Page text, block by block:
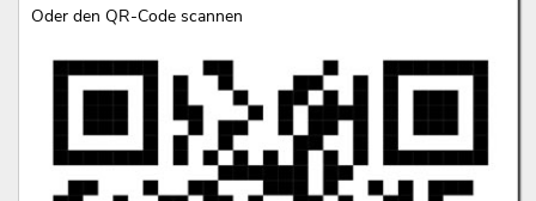
Oder den QR-Code scannen